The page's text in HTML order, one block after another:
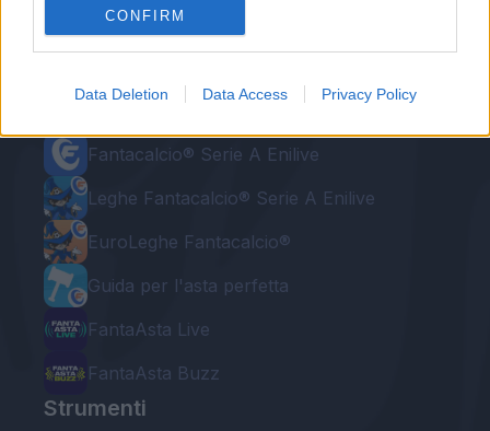
CONFIRM
Data Deletion Data Access Privacy Policy
Le nostre app
Fantacalcio® Serie A Enilive
Leghe Fantacalcio® Serie A Enilive
EuroLeghe Fantacalcio®
Guida per l'asta perfetta
FantaAsta Live
FantaAsta Buzz
Strumenti